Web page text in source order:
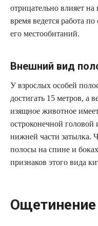
отрицательно влияет
время ведется работа
его местообитаний.
Внешний вид
У взрослых особей
достигать 15 метров, а
изящное животное
остроконечной
нижней части затылка.
полосы на спине и
признаков этого вида